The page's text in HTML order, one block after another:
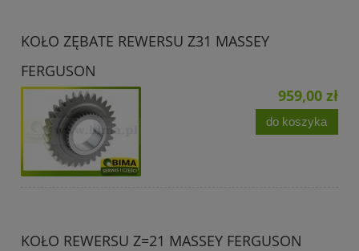
KOŁO ZĘBATE REWERSU Z31 MASSEY
FERGUSON
959,00 zł
do koszyka
KOŁO REWERSU Z=21 MASSEY FERGUSON